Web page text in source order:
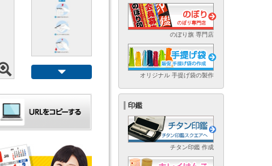
のぼり旗 専門店
オリジナル 手提げ袋の製作
印鑑
チタン印鑑 作成